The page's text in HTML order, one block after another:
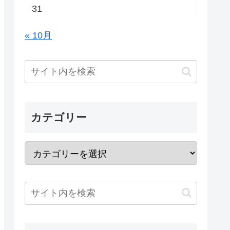
31
« 10月
カテゴリー